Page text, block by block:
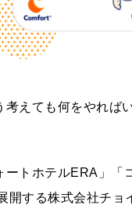
えても何をやれば
トホテルERA」「
する株式会社チョ